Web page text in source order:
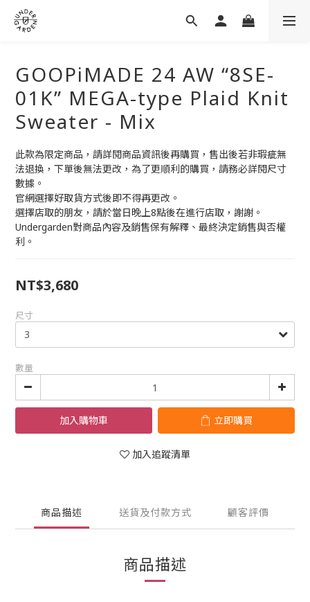
GOOPiMADE 24 AW “8SE-
01K” MEGA-type Plaid Knit
Sweater - Mix
此款為限定商品，請詳閱商品資訊後再購買，售出後若非瑕疵無
法退換，下單後無法更改，為了更順利的購買，請務必詳閱尺寸
數據。
官網選擇好取貨方式後即不得再更改。
選擇店取的朋友，請於當日晚上8點後在進行店取，謝謝。
Undergarden對商品內容及銷售保有解釋、最終決定銷售與否權
利。
NT$3,680
尺寸
數量
加入購物車 立即購買
加入追蹤清單
商品描述 送貨及付款方式 顧客評價
商品描述